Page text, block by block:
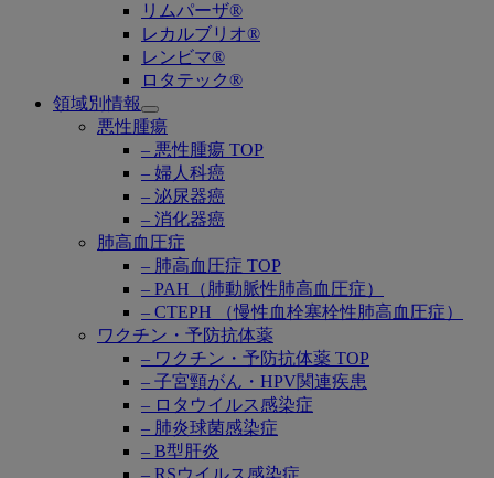
リムパーザ®
レカルブリオ®
レンビマ®
ロタテック®
領域別情報
Open
submenu
悪性腫瘍
– 悪性腫瘍 TOP
– 婦人科癌
– 泌尿器癌
– 消化器癌
肺高血圧症
– 肺高血圧症 TOP
– PAH（肺動脈性肺高血圧症）
– CTEPH （慢性血栓塞栓性肺高血圧症）
ワクチン・予防抗体薬
– ワクチン・予防抗体薬 TOP
– 子宮頸がん・HPV関連疾患
– ロタウイルス感染症
– 肺炎球菌感染症
– B型肝炎
– RSウイルス感染症